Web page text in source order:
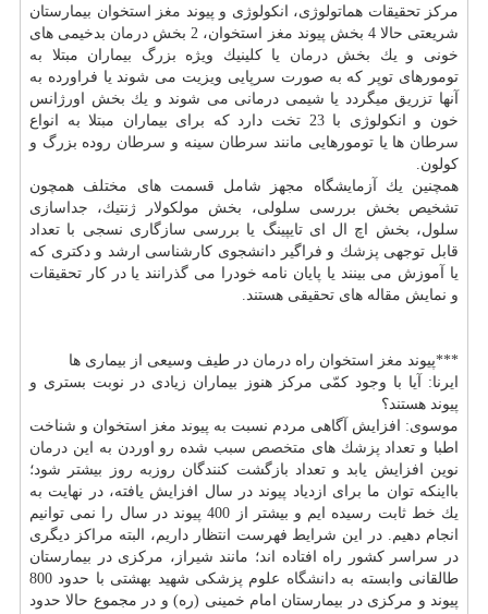
مركز تحقیقات هماتولوژی، انكولوژی و پیوند مغز
استخوان بیمارستان
شریعتی حالا 4 بخش پیوند
مغز استخوان، 2 بخش درمان بدخیمی های
خونی و یك بخشدرمان یا كلینیك ویژه بزرگ بیماران مبتلا به
تومورهای توپر كه به صورت سرپایی ویزیت می شوند یا فراورده به
آنها تزریق میگردد یا شیمی درمانی می شوند و یك بخش اورژانس
خون و انكولوژی با 23 تخت دارد كه برای بیماران مبتلا به انواع
سرطان ها یا تومورهایی مانند سرطان سینه و سرطان روده بزرگ و
كولون.
همچنین یك آزمایشگاه مجهز شامل قسمت های مختلف همچون
تشخیص بخش بررسی سلولی، بخش مولكولار ژنتیك، جداسازی
سلول، بخش اچ ال ای تایپینگ یا بررسی سازگاری نسجی با تعداد
قابل توجهی پزشك و فراگیر دانشجوی كارشناسی ارشد و دكتری كه
یا آموزش می بینند یا پایان نامه خودرا می گذرانند یا در كار تحقیقات
و نمایش مقاله های تحقیقی هستند.
***پیوند مغز استخوان راه درمان در طیف وسیعی از بیماری ها
ایرنا: آیا با وجود كمّی مركز هنوز بیماران زیادی در نوبت بستری و
پیوند هستند؟
موسوی: افزایش آگاهی مردم نسبت به پیوند مغز
استخوان و شناخت
اطبا و تعداد پزشك های متخصص سبب شده رو اوردن به این درمان
نوین افزایش یابد و تعداد بازگشت كنندگان روزبه روز بیشتر شود؛
بااینكه توان ما برای ازدیاد پیوند در سال افزایش یافته، در نهایت به
یك خط ثابت رسیده ایم و بیشتر از 400 پیوند در سال را نمی توانیم
انجام دهیم. در این شرایط فهرست انتظار داریم، البته مراكز دیگری
در سراسر كشور راه افتاده اند؛ مانند شیراز، مركزی در بیمارستان
طالقانی وابسته بهدانشگاه
علوم پزشكی شهید بهشتی با حدود 800
پیوند و مركزی در بیمارستان امام خمینی (ره) و در مجموع حالا حدود